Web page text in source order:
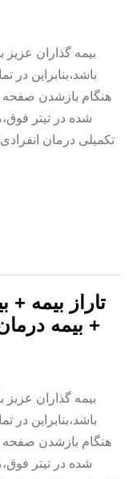
بیمه گذاران عزیز
باشد،بنابراین در
هنگام بازشدن صفحه
شده در تیتر
تکمیلی درمان
تاراز بیمه +
+ بیمه
بیمه گذاران عزیز
باشد،بنابراین در
هنگام بازشدن صفحه
شده در تیتر